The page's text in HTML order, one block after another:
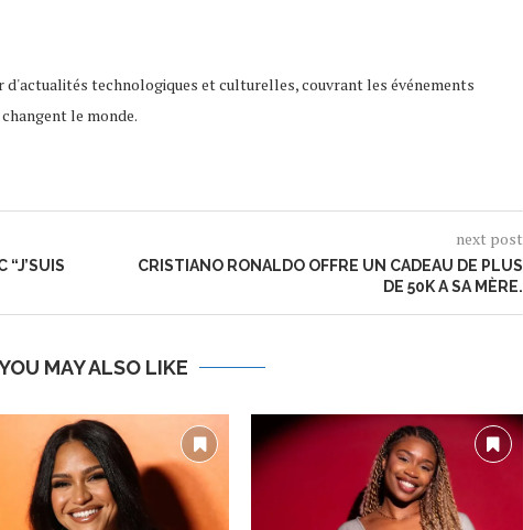
d'actualités technologiques et culturelles, couvrant les événements
le monde.
“J’SUIS
next post
CRISTIANO RONALDO OFFRE UN CADEAU DE PLUS
DE 50K A SA MÈRE.
MAY ALSO LIKE